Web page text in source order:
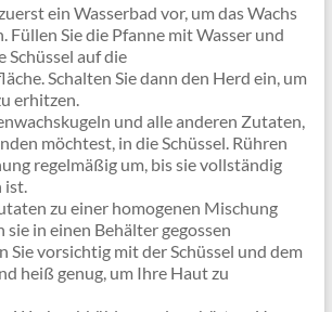
ein Wasserbad vor, um das Wachs
Füllen Sie die Pfanne mit Wasser und
Schüssel auf die
Schalten Sie dann den Herd ein, um
erhitzen.
und alle anderen Zutaten,
möchtest, in die Schüssel. Rühren
regelmäßig um, bis sie vollständig
ist.
zu einer homogenen Mischung
sie in einen Behälter gegossen
Sie vorsichtig mit der Schüssel und dem
heiß genug, um Ihre Haut zu